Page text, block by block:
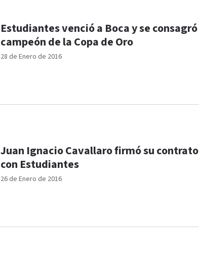
28 de Enero de 2016
Estudiantes venció a Boca y se consagró
campeón de la Copa de Oro
26 de Enero de 2016
Juan Ignacio Cavallaro firmó su contrato
con Estudiantes